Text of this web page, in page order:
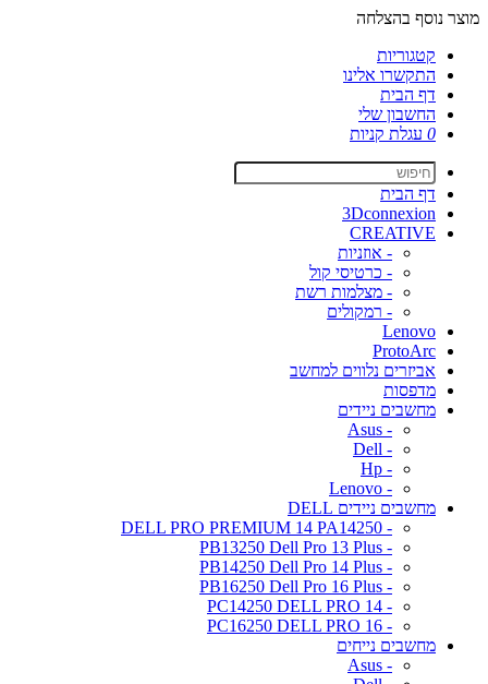
מוצר נוסף בהצלחה
קטגוריות
התקשרו אלינו
דף הבית
החשבון שלי
0 עגלת קניות
דף הבית
3Dconnexion
CREATIVE
- אוזניות
- כרטיסי קול
- מצלמות רשת
- רמקולים
Lenovo
ProtoArc
אביזרים נלווים למחשב
מדפסות
מחשבים ניידים
- Asus
- Dell
- Hp
- Lenovo
מחשבים ניידים DELL
- DELL PRO PREMIUM 14 PA14250
- PB13250 Dell Pro 13 Plus
- PB14250 Dell Pro 14 Plus
- PB16250 Dell Pro 16 Plus
- PC14250 DELL PRO 14
- PC16250 DELL PRO 16
מחשבים נייחים
- Asus